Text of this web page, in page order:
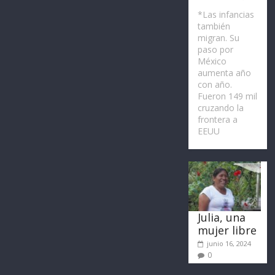
*Las infancias
también
migran. Su
paso por
México
aumenta año
con año.
Fueron 149 mil
cruzando la
frontera a
EEUU
Julia, una
mujer libre
junio 16, 2024
0